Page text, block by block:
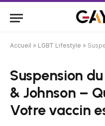
Accueil » LGBT Lifestyle » Suspension
Suspension
& Johnson –
Votre vaccin